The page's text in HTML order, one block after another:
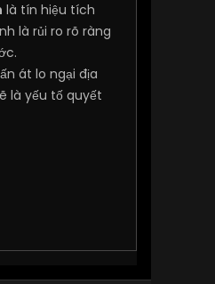
là tín hiệu tích
là rủi ro rõ ràng
át lo ngại địa
là yếu tố quyết